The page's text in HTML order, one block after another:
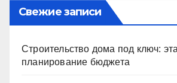
Свежие записи
Строительство дома под ключ:
планирование бюджета